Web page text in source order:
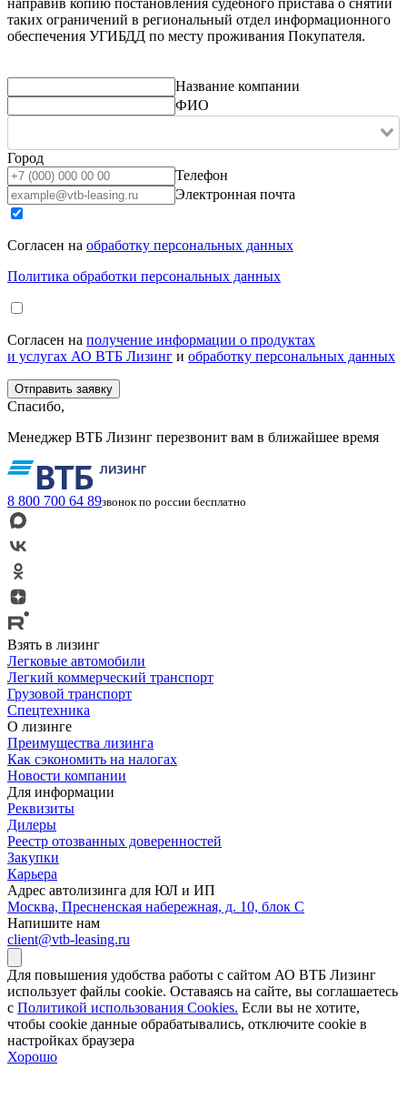
направив копию постановления судебного пристава о снятии
таких ограничений в региональный отдел информационного
обеспечения УГИБДД по месту проживания Покупателя.
Название компании
ФИО
Город
Телефон
Электронная почта
Согласен на обработку персональных данных
Политика обработки персональных данных
Согласен на получение информации о продуктах
и услугах АО ВТБ Лизинг и обработку персональных данных
Спасибо,
Менеджер ВТБ Лизинг перезвонит вам в ближайшее время
8 800 700 64 89звонок по россии бесплатно
Взять в лизинг
Легковые автомобили
Легкий коммерческий транспорт
Грузовой транспорт
Спецтехника
О лизинге
Преимущества лизинга
Как сэкономить на налогах
Новости компании
Для информации
Реквизиты
Дилеры
Реестр отозванных доверенностей
Закупки
Карьера
Адрес автолизинга для ЮЛ и ИП
Москва, Пресненская набережная, д. 10, блок С
Напишите нам
client@vtb-leasing.ru
Для повышения удобства работы с сайтом АО ВТБ Лизинг
использует файлы cookie. Оставаясь на сайте, вы соглашаетесь
с Политикой использования Cookies. Если вы не хотите,
чтобы сookie данные обрабатывались, отключите cookie в
настройках браузера
Хорошо